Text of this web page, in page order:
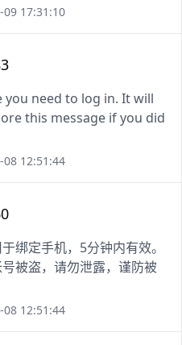
09 17:31:10
you need to log in. It will
this message if you did
08 12:51:44
绑定手机，5分钟内有效。
被盗，请勿泄露，谨防被
08 12:51:44